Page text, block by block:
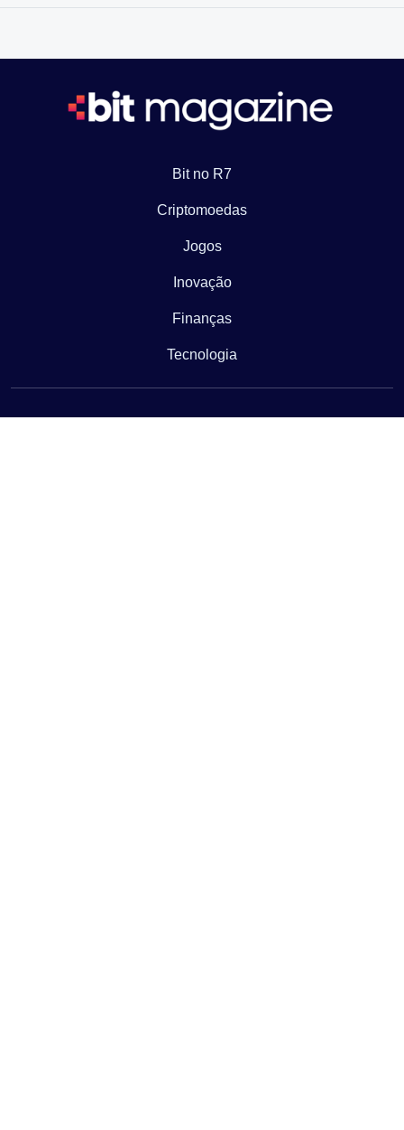
Bit no R7
Criptomoedas
Jogos
Inovação
Finanças
Tecnologia